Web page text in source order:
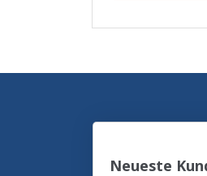
Neueste